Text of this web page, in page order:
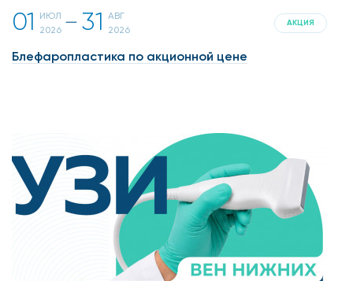
01
ИЮЛ
2026 一 31 АВГ
2026
АКЦИЯ
Блефаропластика по акционной цене